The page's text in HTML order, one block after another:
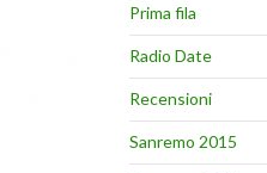
Prima fila
Radio Date
Recensioni
Sanremo 2015